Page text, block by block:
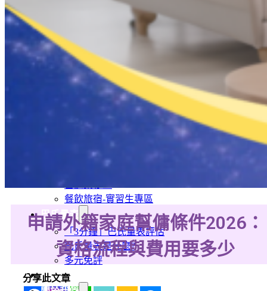
外籍移工文章專區
傳統產業文章專區
外籍看護文章專區
懶人包｜廢棄物處理與回收業
申請專區
家庭幫傭
家庭看護
資源回收業移工
製造業移工
白領專業移工
餐飲旅宿-實習生專區
巴氏量表
「3分鐘」巴氏量表評估
巴氏量表是什麼?
多元免評
常見問題
申請外籍家庭幫傭條件2026：
資格流程與費用要多少
分享此文章